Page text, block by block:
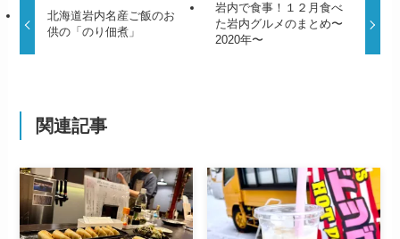
北海道岩内名産ご飯のお
供の「のり佃煮」
岩内で食事！１２月食べ
た岩内グルメのまとめ〜
2020年〜
関連記事